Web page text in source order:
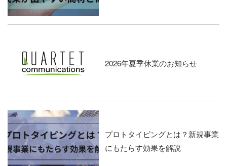
2026年夏季休業のお知らせ
プロトタイピングとは？新規事業
にもたらす効果を解説